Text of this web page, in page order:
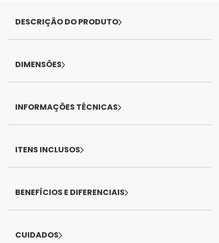
DESCRIÇÃO DO PRODUTO
DIMENSÕES
INFORMAÇÕES TÉCNICAS
ITENS INCLUSOS
BENEFÍCIOS E DIFERENCIAIS
CUIDADOS